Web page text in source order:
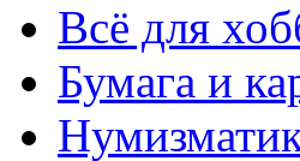
Всё для
Бумага и